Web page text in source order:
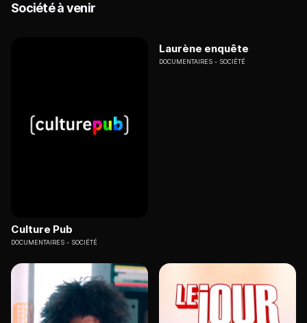
Société à venir
Culture Pub
DOCUMENTAIRES SOCIÉTÉ
Laurène enquête
DOCUMENTAIRES SOCIÉTÉ